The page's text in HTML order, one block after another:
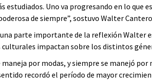
estudiados. Uno va progresando en lo que
de siempre”, sostuvo Walter
parte importante de la reflexión Walter
culturales impactan sobre los distintos
maneja por modas, y siempre se manejó por
recordó el período de mayor